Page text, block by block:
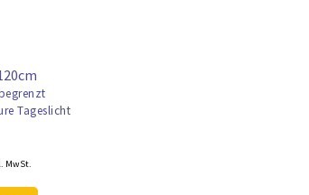
Tageslicht
MwSt.